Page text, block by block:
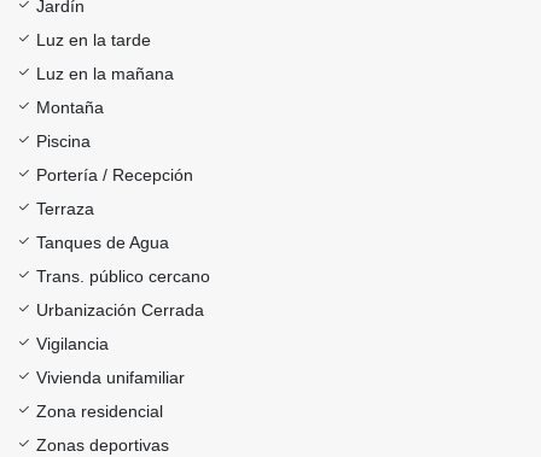
Jardín
Luz en la tarde
Luz en la mañana
Montaña
Piscina
Portería / Recepción
Terraza
Tanques de Agua
Trans. público cercano
Urbanización Cerrada
Vigilancia
Vivienda unifamiliar
Zona residencial
Zonas deportivas